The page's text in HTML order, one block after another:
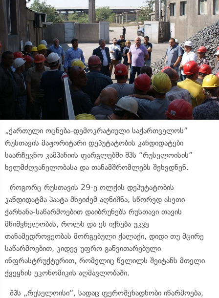
„ქართული ოცნება-დემოკრატიული საქართველოს”
რუსთავის მაჟორიტარი დეპუტატობის კანდიდატები
საარჩევნო კამპანიის ფარგლებში შპს “რუსელოისის”
ხელმძღვანელობასა და თანამშრომლებს შეხვდნენ.
როგორც რუსთავის 29-ე ოლქის დეპუტატობის
კანდიდატმა პაატა მხეიძემ აღნიშნა, სწორედ ასეთი
ქარხანა-საწარმოებით დაიბრუნებს რუსთავი თავის
მნიშვნელობას, როლს და ეს იქნება უკვე
თანამედროვეობას მორგებული ქალაქი, დიდი თუ მცირე
საწარმოებით, კიდევ უფრო განვითარებული
ინფრასტრუქტურით, რომელიც წვლილს შეიტანს მთელი
ქვეყნის ეკონომიკის აღმავლობაში.
შპს „რუსელოისი“, სადაც ფეროშენადნობი იწარმოება,